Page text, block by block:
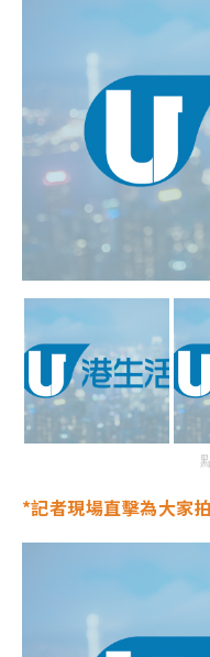
*記者現場直擊為大家